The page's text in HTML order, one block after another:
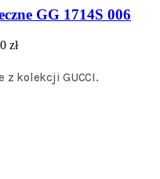
GG 1714S 006
zł
z kolekcji GUCCI.